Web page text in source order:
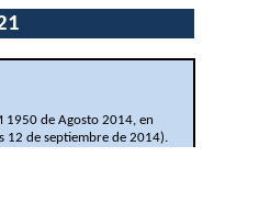
1950 de Agosto 2014, en
12 de septiembre de 2014).